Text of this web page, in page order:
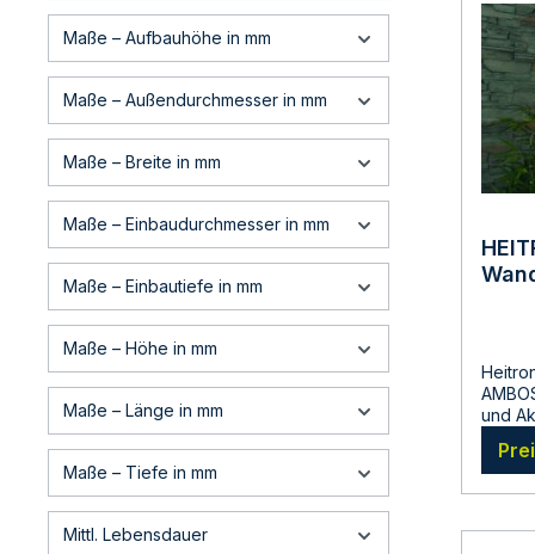
Maße – Aufbauhöhe in mm
Maße – Außendurchmesser in mm
Maße – Breite in mm
Maße – Einbaudurchmesser in mm
Maße – Einbautiefe in mm
Maße – Höhe in mm
Maße – Länge in mm
Maße – Tiefe in mm
Mittl. Lebensdauer
vor
auf.
und